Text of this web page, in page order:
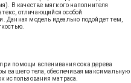
В качестве мягкого наполнителя
отличающийся особой
Данная модель идеально подойдет тем,
помощи вспенивания сока дерева
вашего тела, обеспечивая максимальную
использования матраса.